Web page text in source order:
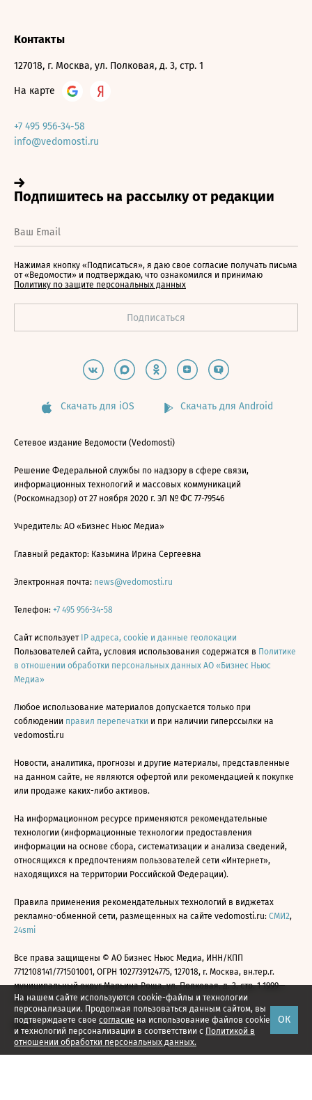
На нашем сайте используются cookie-файлы и технологии
персонализации. Продолжая пользоваться данным сайтом, вы
подтверждаете свое согласие на использование файлов cookie
и технологий персонализации в соответствии с Политикой в
отношении обработки персональных данных.
ОК
Контакты
127018, г. Москва, ул. Полковая, д. 3, стр. 1
На карте
+7 495 956-34-58
info@vedomosti.ru
Нажимая кнопку «Подписаться», я даю свое согласие получать письма
от «Ведомости» и подтверждаю, что ознакомился и принимаю
Политику по защите персональных данных
Скачать для iOS Скачать для Android
Сетевое издание Ведомости (Vedomosti)
Решение Федеральной службы по надзору в сфере связи,
информационных технологий и массовых коммуникаций
(Роскомнадзор) от 27 ноября 2020 г. ЭЛ № ФС 77-79546
Учредитель: АО «Бизнес Ньюс Медиа»
Главный редактор: Казьмина Ирина Сергеевна
Электронная почта: news@vedomosti.ru
Телефон: +7 495 956-34-58
Сайт использует IP адреса, cookie и данные геолокации
Пользователей сайта, условия использования содержатся в Политике
в отношении обработки персональных данных АО «Бизнес Ньюс
Медиа»
Любое использование материалов допускается только при
соблюдении правил перепечатки и при наличии гиперссылки на
vedomosti.ru
Новости, аналитика, прогнозы и другие материалы, представленные
на данном сайте, не являются офертой или рекомендацией к покупке
или продаже каких-либо активов.
На информационном ресурсе применяются рекомендательные
технологии (информационные технологии предоставления
информации на основе сбора, систематизации и анализа сведений,
относящихся к предпочтениям пользователей сети «Интернет»,
находящихся на территории Российской Федерации).
Правила применения рекомендательных технологий в виджетах
рекламно-обменной сети, размещенных на сайте vedomosti.ru: СМИ2,
24smi
Все права защищены © АО Бизнес Ньюс Медиа, ИНН/КПП
7712108141/771501001, ОГРН 1027739124775, 127018, г. Москва, вн.тер.г.
муниципальный округ Марьина Роща, ул. Полковая, д. 3, стр. 1 1999—
2026